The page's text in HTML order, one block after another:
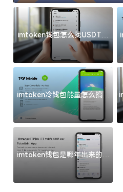
imtoken钱包怎么找USDT地
址？三步搞定不踩坑
imtoken冷钱包能量怎么搞？
过来人告诉你门道
imtoken钱包是哪年出来的？
一文给你说清楚